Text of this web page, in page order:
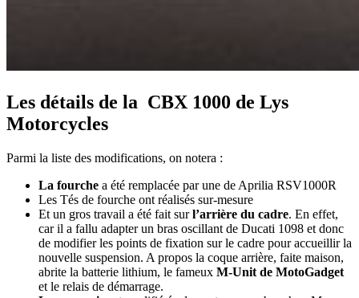
Les détails de la CBX 1000 de Lys
Motorcycles
Parmi la liste des modifications, on notera :
La fourche a été remplacée par une de Aprilia RSV1000R
Les Tés de fourche ont réalisés sur-mesure
Et un gros travail a été fait surl’arrière du cadre. En effet,
car il a fallu adapter un bras oscillant de Ducati 1098 et donc
de modifier les points de fixation sur le cadre pour accueillir la
nouvelle suspension. A propos la coque arrière, faite maison,
abrite la batterie lithium, le fameux M-Unit de MotoGadget
et le relais de démarrage.